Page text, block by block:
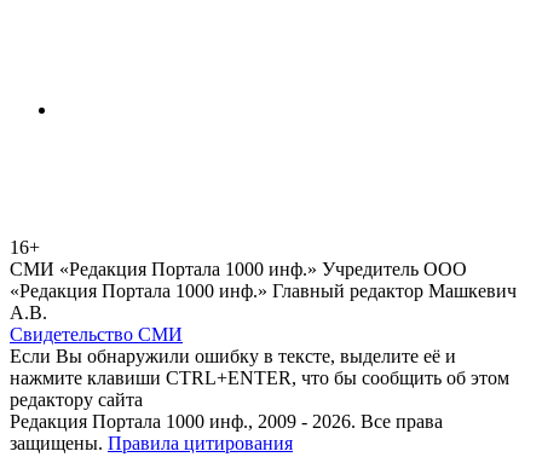
16+
СМИ «Редакция Портала 1000 инф.» Учредитель ООО
«Редакция Портала 1000 инф.» Главный редактор Машкевич
А.В.
Свидетельство СМИ
Если Вы обнаружили ошибку в тексте, выделите её и
нажмите клавиши CTRL+ENTER, что бы сообщить об этом
редактору сайта
Редакция Портала 1000 инф., 2009 - 2026. Все права
защищены. Правила цитирования